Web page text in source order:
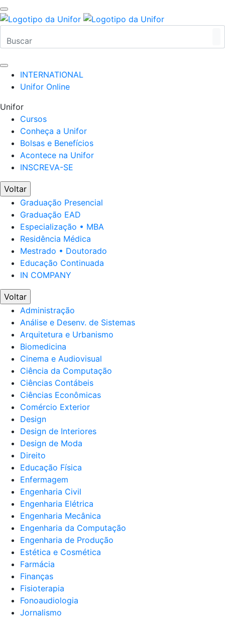
INTERNATIONAL
Unifor Online
Unifor
Cursos
Conheça a Unifor
Bolsas e Benefícios
Acontece na Unifor
INSCREVA-SE
Voltar
Graduação Presencial
Graduação EAD
Especialização • MBA
Residência Médica
Mestrado • Doutorado
Educação Continuada
IN COMPANY
Voltar
Administração
Análise e Desenv. de Sistemas
Arquitetura e Urbanismo
Biomedicina
Cinema e Audiovisual
Ciência da Computação
Ciências Contábeis
Ciências Econômicas
Comércio Exterior
Design
Design de Interiores
Design de Moda
Direito
Educação Física
Enfermagem
Engenharia Civil
Engenharia Elétrica
Engenharia Mecânica
Engenharia da Computação
Engenharia de Produção
Estética e Cosmética
Farmácia
Finanças
Fisioterapia
Fonoaudiologia
Jornalismo